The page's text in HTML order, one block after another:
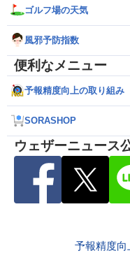
ゴルフ場の天気
風邪予防指数
便利なメニュー
予報精度向上の取り組み
SORASHOP
ウェザーニュース
予報精度向